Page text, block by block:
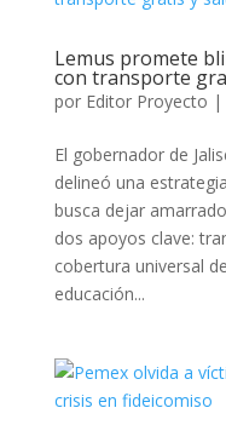
Lemus promete
con transporte
por Editor Proyecto |
El gobernador de
delineó una
busca dejar
dos apoyos clave:
cobertura universal
educación...